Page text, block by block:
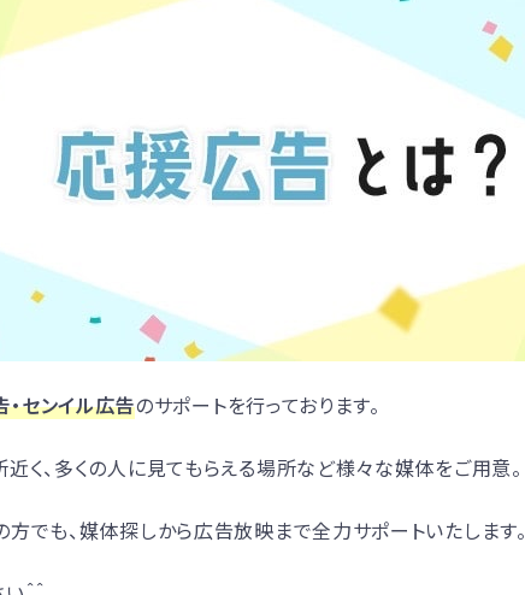
センイル広告のサポートを行っております。
く、多くの人に見てもらえる場所など様々な媒体をご用意。
でも、媒体探しから広告放映まで全力サポートいたします。